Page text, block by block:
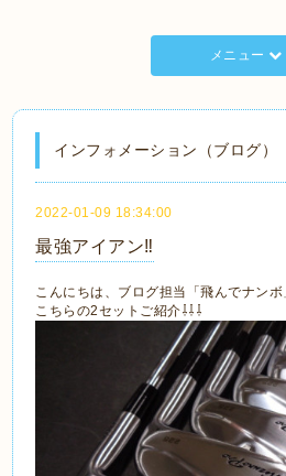
メニュー
インフォメーション（ブログ）
2022-01-09 18:34:00
最強アイアン‼
こんにちは、ブログ担当「飛んでナンボ
こちらの2セットご紹介⇩⇩⇩